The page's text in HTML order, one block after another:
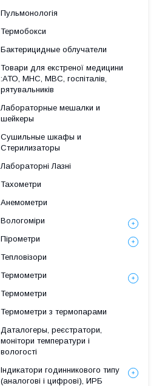
Пульмонологія
Термобокси
Бактерицидные облучатели
Товари для екстреної медицини
:АТО, МНС, МВС, госпіталів,
рятувальників
Лабораторные мешалки и
шейкеры
Сушильные шкафы и
Стерилизаторы
Лабораторні Лазні
Тахометри
Анемометри
Вологоміри
Пірометри
Тепловізори
Термометри
Термометри
Термометри з термопарами
Даталогеры, реєстратори,
монітори температури і
вологості
Індикатори годинникового типу
(аналогові і цифрові), ИРБ